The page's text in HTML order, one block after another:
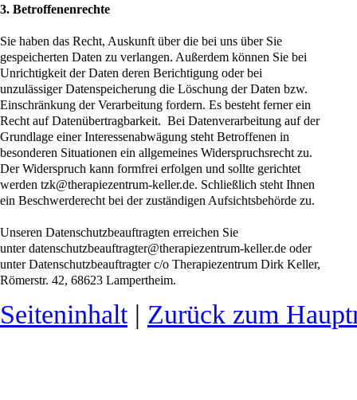
3. Betroffenenrechte
Sie haben das Recht, Auskunft über die bei uns über Sie
gespeicherten Daten zu verlangen. Außerdem können Sie bei
Unrichtigkeit der Daten deren Berichtigung oder bei
unzulässiger Datenspeicherung die Löschung der Daten bzw.
Einschränkung der Verarbeitung fordern. Es besteht ferner ein
Recht auf Datenübertragbarkeit. Bei Datenverarbeitung auf der
Grundlage einer Interessenabwägung steht Betroffenen in
besonderen Situationen ein allgemeines Widerspruchsrecht zu.
Der Widerspruch kann formfrei erfolgen und sollte gerichtet
werden tzk@therapiezentrum-keller.de. Schließlich steht Ihnen
ein Beschwerderecht bei der zuständigen Aufsichtsbehörde zu.
Unseren Datenschutzbeauftragten erreichen Sie
unter datenschutzbeauftragter@therapiezentrum-keller.de oder
unter Datenschutzbeauftragter c/o Therapiezentrum Dirk Keller,
Römerstr. 42, 68623 Lampertheim.
Seiteninhalt| Zurück zum